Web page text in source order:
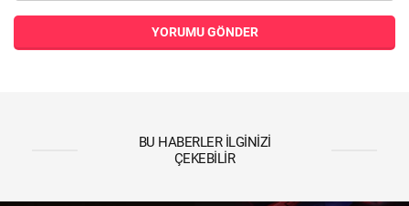
YORUMU GÖNDER
BU HABERLER İLGINIZI
ÇEKEBILIR